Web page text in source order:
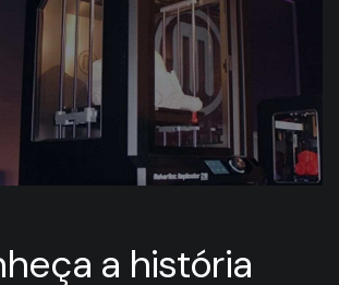
a história